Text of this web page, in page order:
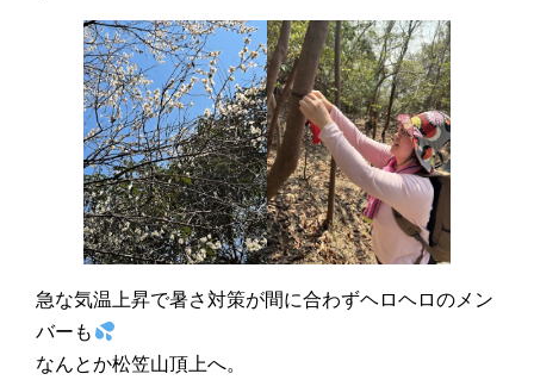
急な気温上昇で暑さ対策が間に合わずヘロヘロのメン
バーも
なんとか松笠山頂上へ。